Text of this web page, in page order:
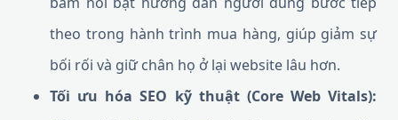
theo trong hành trình mua hàng, giúp giảm sự
bối rối và giữ chân họ ở lại website lâu hơn.
Tối ưu hóa SEO kỹ thuật (Core Web Vitals):